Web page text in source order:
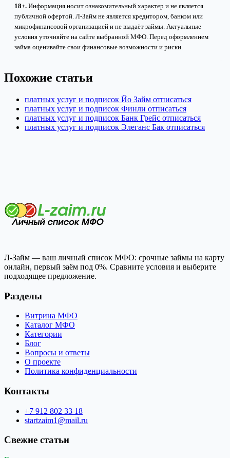
18+. Информация носит ознакомительный характер и не является
публичной офертой. Л-Займ не является кредитором, банком или
микрофинансовой организацией и не выдаёт займы. Актуальные
условия уточняйте на сайте выбранной МФО. Перед оформлением
займа оценивайте свои финансовые возможности и риски.
Похожие статьи
платных услуг и подписок Йо Займ отписаться
платных услуг и подписок Финли отписаться
платных услуг и подписок Банк Грейс отписаться
платных услуг и подписок Элеганс Бак отписаться
Л-Займ — ваш личный список МФО: срочные займы на карту
онлайн, первый заём под 0%. Сравните условия и выберите
подходящее предложение.
Разделы
Витрина МФО
Каталог МФО
Категории
Блог
Вопросы и ответы
О проекте
Политика конфиденциальности
Контакты
+7 912 802 33 18
startzaim1@mail.ru
Свежие статьи